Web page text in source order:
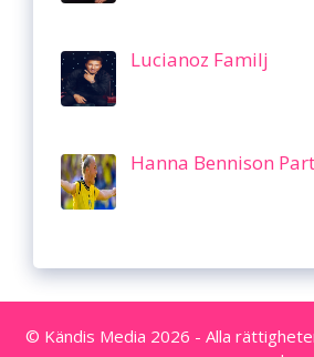
Lucianoz Familj
Hanna Bennison
© Kändis Media 2026 - Alla